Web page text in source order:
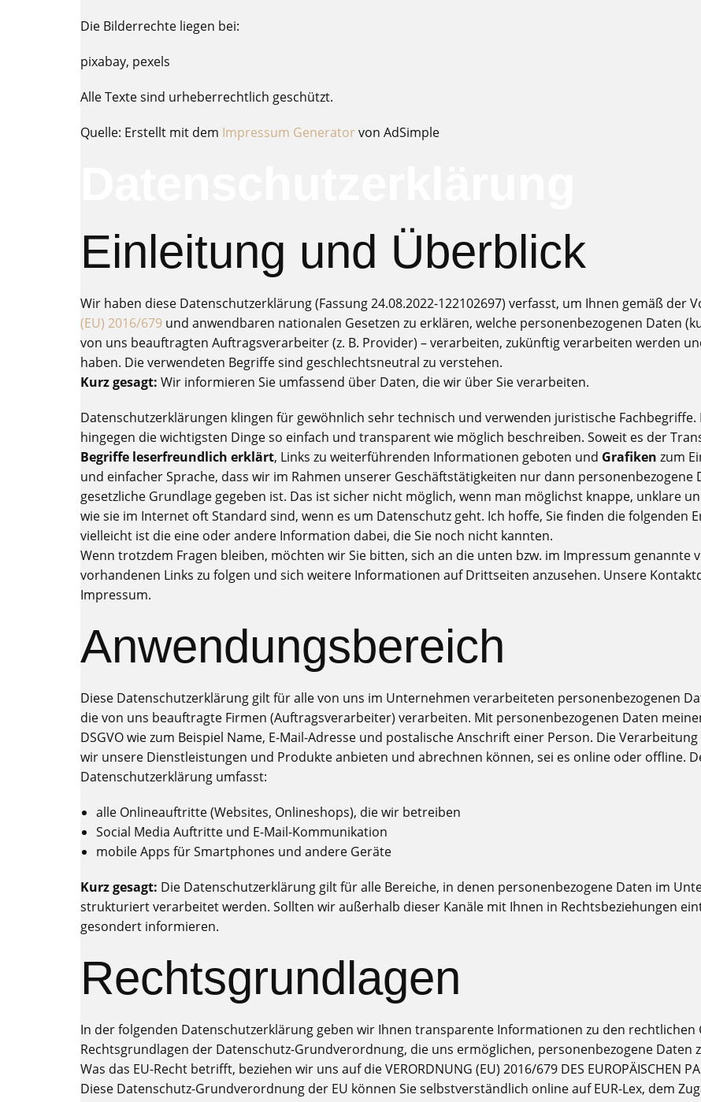
Die Bilderrechte liegen bei:
pixabay, pexels
Alle Texte sind urheberrechtlich geschützt.
Quelle: Erstellt mit dem Impressum Generatorvon AdSimple
Einleitung und Überblick
Wir haben diese Datenschutzerklärung (Fassung 24.08.2022-122102697) verfasst, um Ihnen gemäß der
(EU) 2016/679 und anwendbaren nationalen Gesetzen zu erklären, welche personenbezogenen Daten
von uns beauftragten Auftragsverarbeiter (z. B. Provider) – verarbeiten, zukünftig verarbeiten werden
haben. Die verwendeten Begriffe sind geschlechtsneutral zu verstehen.
Kurz gesagt: Wir informieren Sie umfassend über Daten, die wir über Sie verarbeiten.
Datenschutzerklärungen klingen für gewöhnlich sehr technisch und verwenden juristische
hingegen die wichtigsten Dinge so einfach und transparent wie möglich beschreiben. Soweit es der
Begriffe leserfreundlich erklärt, Links zu weiterführenden Informationen geboten und Grafiken zum
und einfacher Sprache, dass wir im Rahmen unserer Geschäftstätigkeiten nur dann
gesetzliche Grundlage gegeben ist. Das ist sicher nicht möglich, wenn man möglichst knappe, unklare
wie sie im Internet oft Standard sind, wenn es um Datenschutz geht. Ich hoffe, Sie finden die
vielleicht ist die eine oder andere Information dabei, die Sie noch nicht kannten.
Wenn trotzdem Fragen bleiben, möchten wir Sie bitten, sich an die unten bzw. im Impressum genannte
vorhandenen Links zu folgen und sich weitere Informationen auf Drittseiten anzusehen. Unsere
Impressum.
Anwendungsbereich
Diese Datenschutzerklärung gilt für alle von uns im Unternehmen verarbeiteten personenbezogenen
die von uns beauftragte Firmen (Auftragsverarbeiter) verarbeiten. Mit personenbezogenen Daten
DSGVO wie zum Beispiel Name, E-Mail-Adresse und postalische Anschrift einer Person. Die
wir unsere Dienstleistungen und Produkte anbieten und abrechnen können, sei es online oder offline.
Datenschutzerklärung umfasst:
alle Onlineauftritte (Websites, Onlineshops), die wir betreiben
Social Media Auftritte und E-Mail-Kommunikation
mobile Apps für Smartphones und andere Geräte
Kurz gesagt: Die Datenschutzerklärung gilt für alle Bereiche, in denen personenbezogene Daten im
strukturiert verarbeitet werden. Sollten wir außerhalb dieser Kanäle mit Ihnen in Rechtsbeziehungen
gesondert informieren.
Rechtsgrundlagen
In der folgenden Datenschutzerklärung geben wir Ihnen transparente Informationen zu den
Rechtsgrundlagen der Datenschutz-Grundverordnung, die uns ermöglichen, personenbezogene Daten
Was das EU-Recht betrifft, beziehen wir uns auf die VERORDNUNG (EU) 2016/679 DES EUROPÄISCHEN
Diese Datenschutz-Grundverordnung der EU können Sie selbstverständlich online auf EUR-Lex, dem